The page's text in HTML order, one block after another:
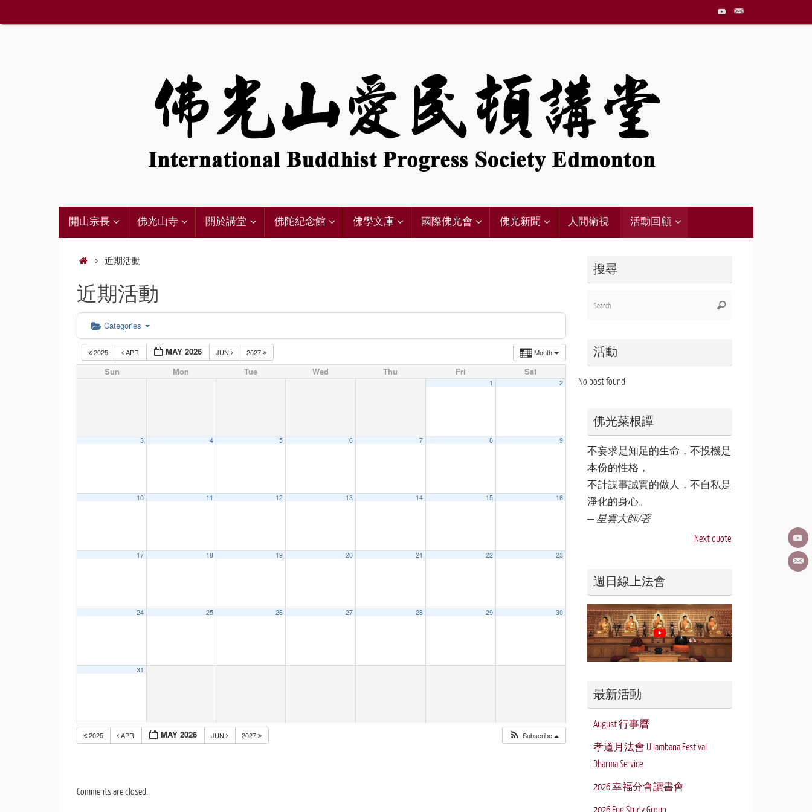
to
content
開山宗長 佛光山寺 關於講堂 佛陀紀念館 佛學文庫 國際佛光會 佛光新聞 人間衛視 活動回顧
Home近期活動
近期活動
Categories
Month
2025 APR MAY 2026 JUN 2027
Sun Mon Tue Wed Thu Fri Sat
1 2
3 4 5 6 7 8 9
10 11 12 13 14 15 16
17 18 19 20 21 22 23
24 25 26 27 28 29 30
31
2025 APR MAY 2026 JUN 2027 Subscribe
Comments are closed.
搜尋
Search
活動
No post found
佛光菜根譚
不妄求是知足的生命，不投機是
本份的性格，
不計謀事誠實的做人，不自私是
淨化的身心。
— 星雲大師/著
Next quote
週日線上法會
最新活動
August 行事曆
孝道月法會 Ullambana Festival
Dharma Service
2026 幸福分會讀書會